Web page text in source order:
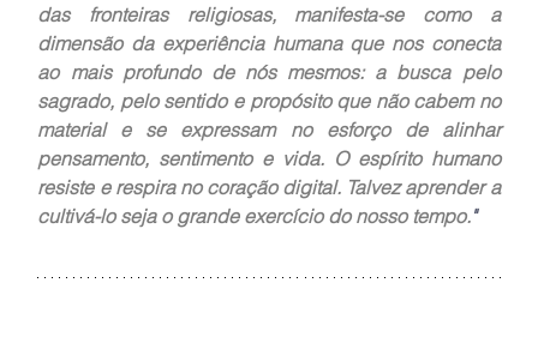
das fronteiras religiosas, manifesta-se como a
dimensão da experiência humana que nos conecta
ao mais profundo de nós mesmos: a busca pelo
sagrado, pelo sentido e propósito que não cabem no
material e se expressam no esforço de alinhar
pensamento, sentimento e vida. O espírito humano
resiste e respira no coração digital. Talvez aprender a
cultivá-lo seja o grande exercício do nosso tempo."